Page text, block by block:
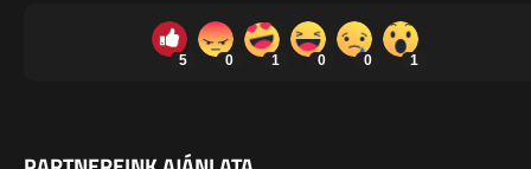
5 0 1 0 0 1